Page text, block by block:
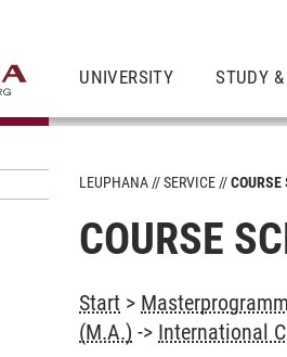
UNIVERSITY STUDY
LEUPHANA SERVICE COURSE
COURSE
Start >
(M.A.) -> International